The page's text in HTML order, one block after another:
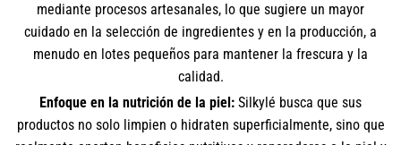
mediante procesos artesanales, lo que sugiere un mayor
cuidado en la selección de ingredientes y en la producción, a
menudo en lotes pequeños para mantener la frescura y la
calidad.
Enfoque en la nutrición de la piel: Silkylé busca que sus
productos no solo limpien o hidraten superficialmente, sino que